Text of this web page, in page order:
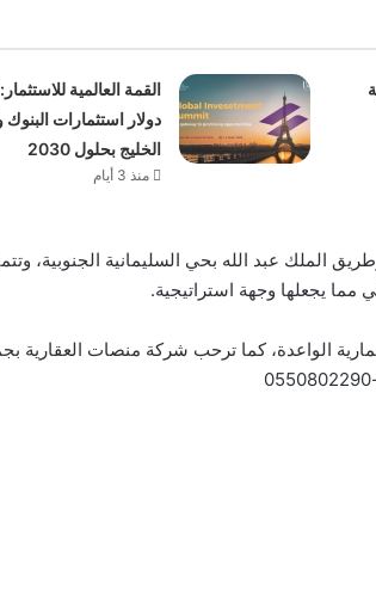
دولار استثمارات
الخليج بحلول 2030
منذ 3 أيام
الملك عبد الله بحي السليمانية الجنوبية،
مما يجعلها وجهة استراتيجية.
الواعدة، كما ترحب شركة منصات العقارية